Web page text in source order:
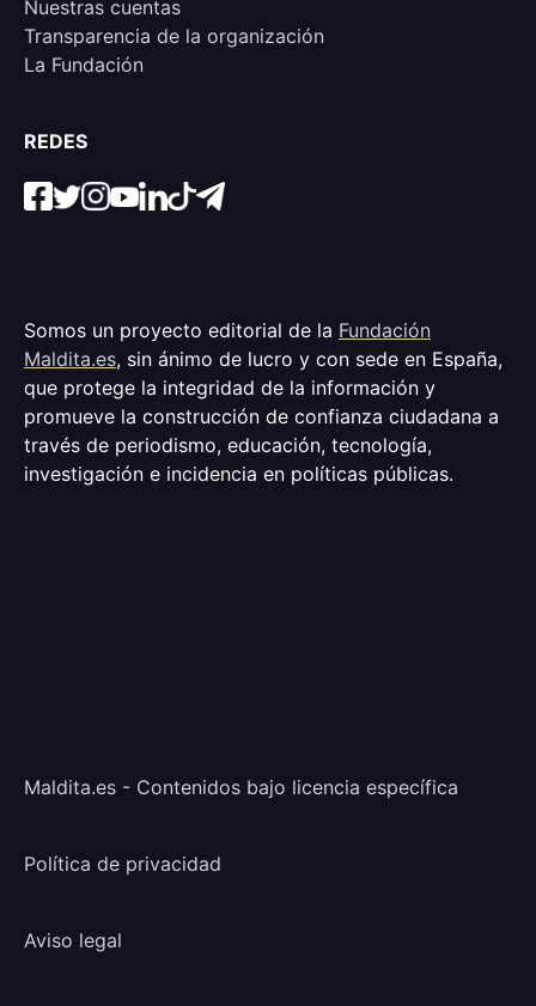
Nuestras cuentas
Transparencia de la organización
La Fundación
REDES
Somos un proyecto editorial de la Fundación
Maldita.es, sin ánimo de lucro y con sede en España,
que protege la integridad de la información y
promueve la construcción de confianza ciudadana a
través de periodismo, educación, tecnología,
investigación e incidencia en políticas públicas.
Maldita.es - Contenidos bajo licencia específica
Política de privacidad
Aviso legal